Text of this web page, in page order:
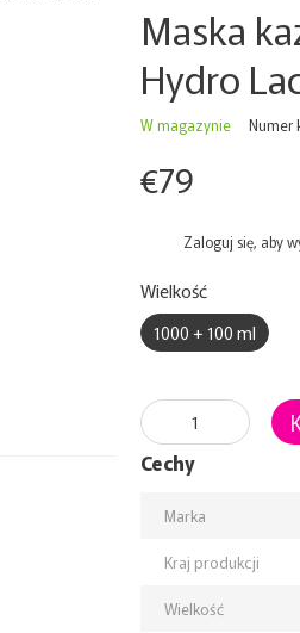
Maska
Hydro
W magazynie Numer
€79
Zaloguj się, aby
Wielkość
1000 + 100 ml
Cechy
Marka
Kraj produkcji
Wielkość